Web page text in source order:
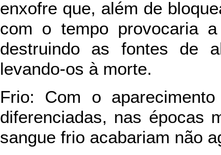
enxofre que, além de
com o tempo provocaria
destruindo as fontes de
levando-os à morte.
Frio: Com o
diferenciadas, nas épocas
sangue frio acabariam não